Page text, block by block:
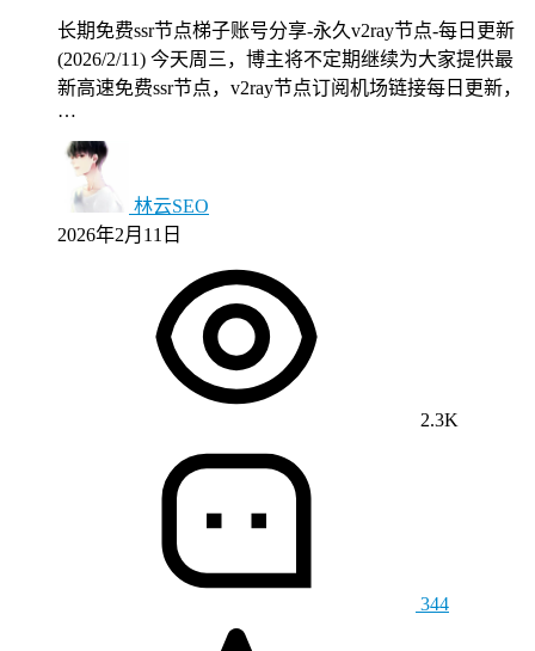
长期免费ssr节点梯子账号分享-永久v2ray节点-每日更新
(2026/2/11) 今天周三，博主将不定期继续为大家提供最
新高速免费ssr节点，v2ray节点订阅机场链接每日更新，
…
林云SEO
2026年2月11日
2.3K
344